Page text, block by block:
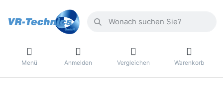
Menü Anmelden Vergleichen Warenkorb